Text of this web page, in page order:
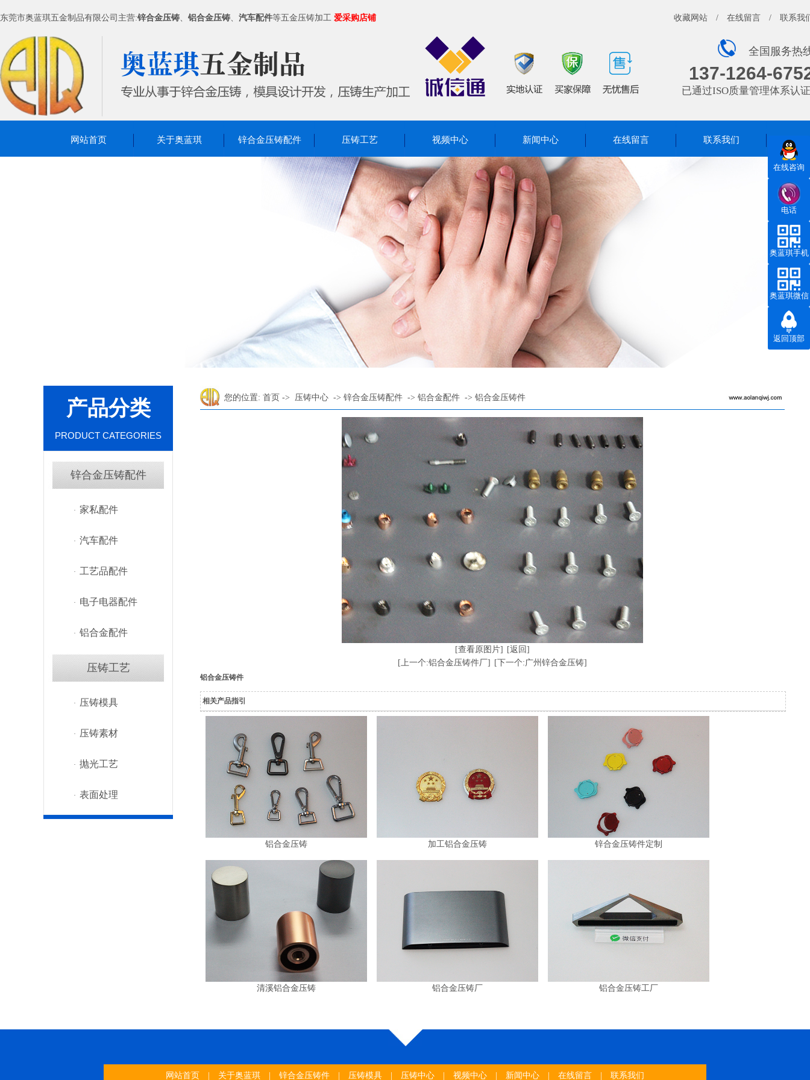
东莞市奥蓝琪五金制品有限公司主营:锌合金压铸、 铝合金压铸、 汽车配件等五金压铸加工 爱采购店铺 收藏网站 / 在线留言 / 联系我
全国服务热
137-1264-
已通过ISO质量管理体系认证
网站首页 关于奥蓝琪 锌合金压铸配件 压铸工艺 视频中心 新闻中心 在线留言 联系我们
产品分类
PRODUCT CATEGORIES
锌合金压铸配件
· 家私配件
· 汽车配件
· 工艺品配件
· 电子电器配件
· 铝合金配件
压铸工艺
· 压铸模具
· 压铸素材
· 抛光工艺
· 表面处理
您的位置: 首页 -> 压铸中心 -> 锌合金压铸配件 -> 铝合金配件 -> 铝合金压铸件
[查看原图片]
[返回]
[上一个:铝合金压铸件厂]
[下一个:广州锌合金压铸]
铝合金压铸件
相关产品指引
铝合金压铸 加工铝合金压铸 锌合金压铸件定制
清溪铝合金压铸 铝合金压铸厂 铝合金压铸工厂
网站首页 关于奥蓝琪 锌合金压铸件 压铸模具 压铸中心 视频中心 新闻中心 在线留言 联系我们
在线咨询
电话
奥蓝琪手机
站
奥蓝琪微信
号
返回顶部